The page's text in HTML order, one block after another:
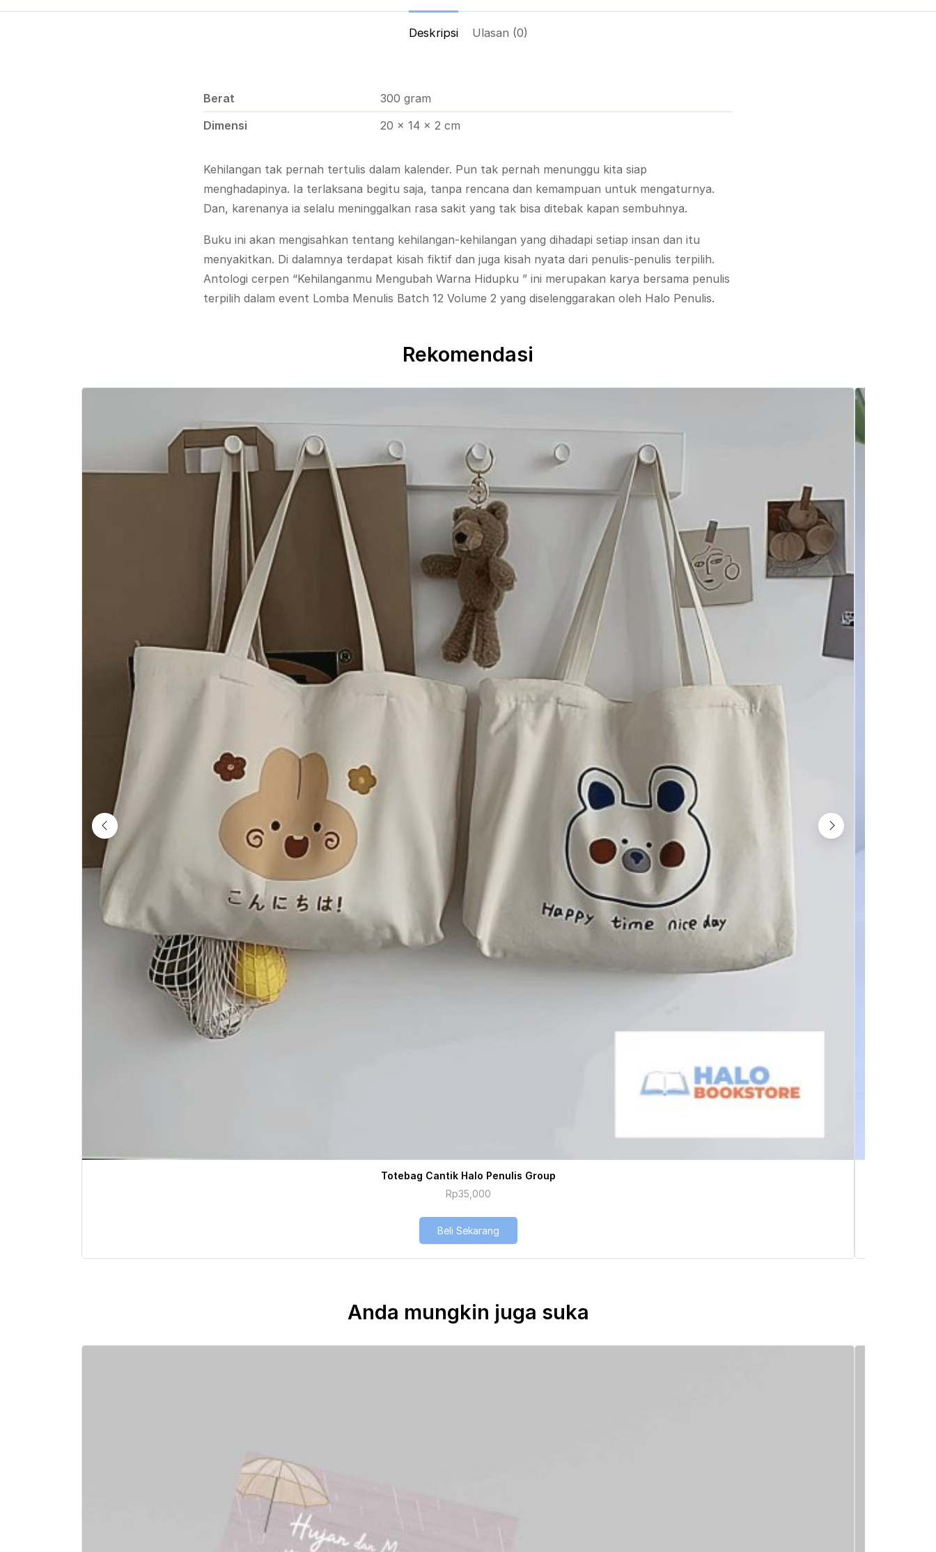
Deskripsi Ulasan (0)
Berat
300 gram
Dimensi
20 × 14 × 2 cm
Kehilangan tak pernah tertulis dalam kalender. Pun tak pernah menunggu kita siap
menghadapinya. Ia terlaksana begitu saja, tanpa rencana dan kemampuan untuk mengaturnya.
Dan, karenanya ia selalu meninggalkan rasa sakit yang tak bisa ditebak kapan sembuhnya.
Buku ini akan mengisahkan tentang kehilangan-kehilangan yang dihadapi setiap insan dan itu
menyakitkan. Di dalamnya terdapat kisah fiktif dan juga kisah nyata dari penulis-penulis terpilih.
Antologi cerpen “Kehilanganmu Mengubah Warna Hidupku ” ini merupakan karya bersama penulis
terpilih dalam event Lomba Menulis Batch 12 Volume 2 yang diselenggarakan oleh Halo Penulis.
Rekomendasi
Totebag Cantik Halo Penulis Group
Rp35,000
Beli Sekarang
Anda mungkin juga suka